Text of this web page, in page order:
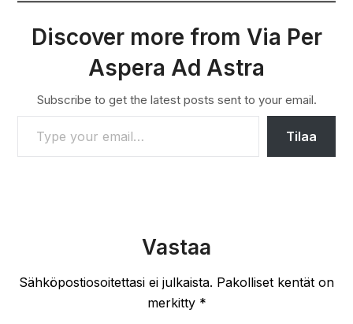
Discover more from Via Per
Aspera Ad Astra
Subscribe to get the latest posts sent to your email.
TYPE YOUR EMAIL…
Tilaa
Vastaa
Sähköpostiosoitettasi ei julkaista. Pakolliset kentät on
merkitty *